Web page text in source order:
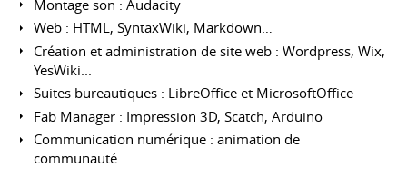
Montage son : Audacity
Web : HTML, SyntaxWiki, Markdown…
Création et administration de site web : Wordpress, Wix,
YesWiki...
Suites bureautiques : LibreOffice et MicrosoftOffice
Fab Manager : Impression 3D, Scatch, Arduino
Communication numérique : animation de
communauté